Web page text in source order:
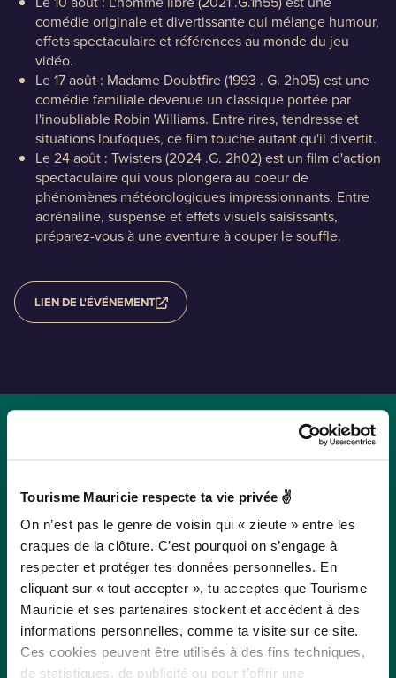
Tourisme Mauricie respecte ta vie privée ✌
On n’est pas le genre de voisin qui « zieute » entre les
craques de la clôture. C’est pourquoi on s’engage à
respecter et protéger tes données personnelles. En
cliquant sur « tout accepter », tu acceptes que Tourisme
Mauricie et ses partenaires stockent et accèdent à des
informations personnelles, comme ta visite sur ce site.
Ces cookies peuvent être utilisés à des fins techniques,
de statistiques, de publicité ou pour t’offrir une
comédie originale et divertissante qui mélange humour,
effets spectaculaire et références au monde du jeu
vidéo.
Le 17 août : Madame Doubtfire (1993 . G. 2h05) est une
comédie familiale devenue un classique portée par
l'inoubliable Robin Williams. Entre rires, tendresse et
situations loufoques, ce film touche autant qu'il divertit.
Le 24 août : Twisters (2024 .G. 2h02) est un film d'action
spectaculaire qui vous plongera au coeur de
phénomènes météorologiques impressionnants. Entre
adrénaline, suspense et effets visuels saisissants,
préparez-vous à une aventure à couper le souffle.
LIEN DE L'ÉVÉNEMENT
Événements en
vedette
Filtrer par ville ou MRC
Réinitialiser les filtres